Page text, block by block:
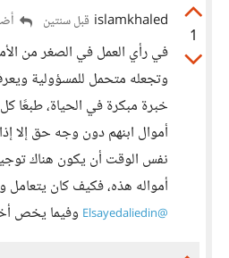
1
islamkhaled قبل سنتين
في رأي العمل في الصغر من
وتجعله متحمل للمسؤولية
خبرة مبكرة في الحياة، طبعًا
أموال ابنهم دون وجه حق إلا
نفس الوقت أن يكون هناك
أمواله هذه، فكيف كان يتعامل
@Elsayedaliedin وفيما يخص